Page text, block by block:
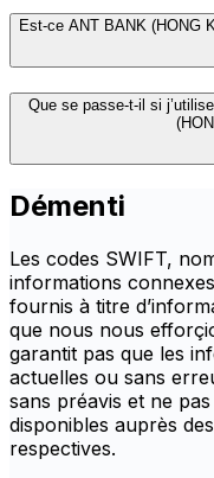
Est-ce ANT BANK (HONG
Que se passe-t-il si
Démenti
Les codes SWIFT,
informations
fournis à titre
que nous nous
garantit pas que les
actuelles ou sans
sans préavis et ne
disponibles auprès
respectives.